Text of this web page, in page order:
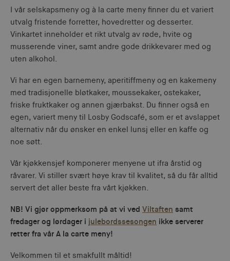
I vår selskapsmeny og à la carte meny finner du et variert
utvalg fristende forretter, hovedretter og desserter.
Vinkartet inneholder et rikt utvalg av røde, hvite og
musserende viner, samt andre gode drikkevarer med og
uten alkohol.
Vi har en egen barnemeny, aperitiffmeny og en kakemeny
med tradisjonelle bløtkaker, moussekaker, ostekaker,
friske fruktkaker og annen gjærbakst. Du finner også en
egen, variert meny til Losby Godscafé, som er et avslappet
alternativ når du ønsker en enkel lunsj eller en kaffe og
noe søtt.
Vår kjøkkensjef komponerer menyene ut ifra årstid og
råvarer. Vi stiller svært høye krav til kvalitet, så du får alltid
servert det aller beste fra vårt kjøkken.
NB! Vi gjør oppmerksom på at vi ved Viltaften samt
fredager og lørdager i julebordssesongen ikke serverer
retter fra vår A la carte meny!
Velkommen til et smakfullt måltid!